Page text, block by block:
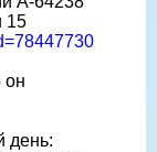
15
он
день: